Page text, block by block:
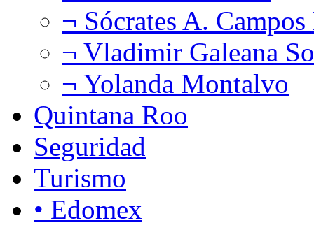
¬ Sócrates A.
¬ Vladimir Galeana
¬ Yolanda Montalvo
Quintana Roo
Seguridad
Turismo
• Edomex